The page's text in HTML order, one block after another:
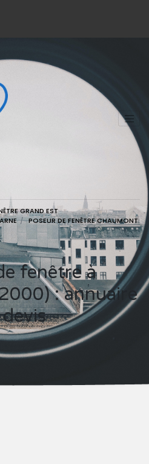
GRAND EST
POSEUR DE FENÊTRE CHAUMONT
: annuaire